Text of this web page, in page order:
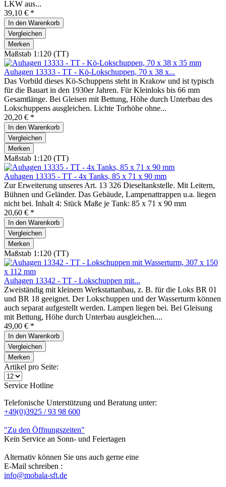
LKW aus...
39,10 € *
In den Warenkorb
Vergleichen
Merken
Maßstab 1:120 (TT)
Auhagen 13333 - TT - Kö-Lokschuppen, 70 x 38 x...
Das Vorbild dieses Kö-Schuppens steht in Krakow und ist typisch
für die Bauart in den 1930er Jahren. Für Kleinloks bis 66 mm
Gesamtlänge. Bei Gleisen mit Bettung, Höhe durch Unterbau des
Lokschuppens ausgleichen. Lichte Torhöhe ohne...
20,20 € *
In den Warenkorb
Vergleichen
Merken
Maßstab 1:120 (TT)
Auhagen 13335 - TT - 4x Tanks, 85 x 71 x 90 mm
Zur Erweiterung unseres Art. 13 326 Dieseltankstelle. Mit Leitern,
Bühnen und Geländer. Das Gebäude, Lampenattrappen u.a. liegen
nicht bei. Inhalt 4: Stück Maße je Tank: 85 x 71 x 90 mm
20,60 € *
In den Warenkorb
Vergleichen
Merken
Maßstab 1:120 (TT)
Auhagen 13342 - TT - Lokschuppen mit...
Zweiständig mit kleinem Werkstattanbau, z. B. für die Loks BR 01
und BR 18 geeignet. Der Lokschuppen und der Wasserturm können
auch separat aufgestellt werden. Lampen liegen bei. Bei Gleisung
mit Bettung, Höhe durch Unterbau ausgleichen....
49,00 € *
In den Warenkorb
Vergleichen
Merken
Artikel pro Seite:
Service Hotline
Telefonische Unterstützung und Beratung unter:
+49(0)3925 / 93 98 600
"Zu den Öffnungszeiten"
Kein Service an Sonn- und Feiertagen
Alternativ können Sie uns auch gerne eine
E-Mail schreiben :
info@mobala-sft.de